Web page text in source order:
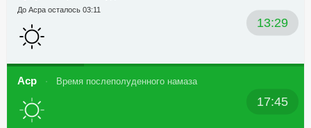
13:29
До Асра осталось 03:11
Аср Время послеполуденного намаза
17:45